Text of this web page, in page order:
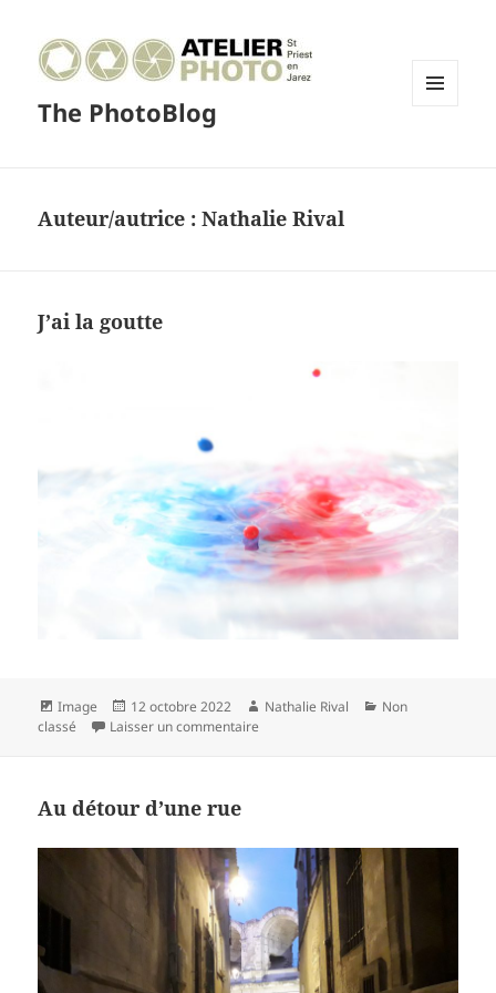
The PhotoBlog
Auteur/autrice :Nathalie Rival
J’ai la goutte
Format
Image
Publié
le
12 octobre 2022 Auteur
Nathalie Rival Catégories
Non
classé
Laisser un commentaire
Au détour d’une rue